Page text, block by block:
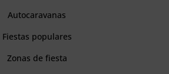
Autocaravanas
Fiestas populares
Zonas de fiesta